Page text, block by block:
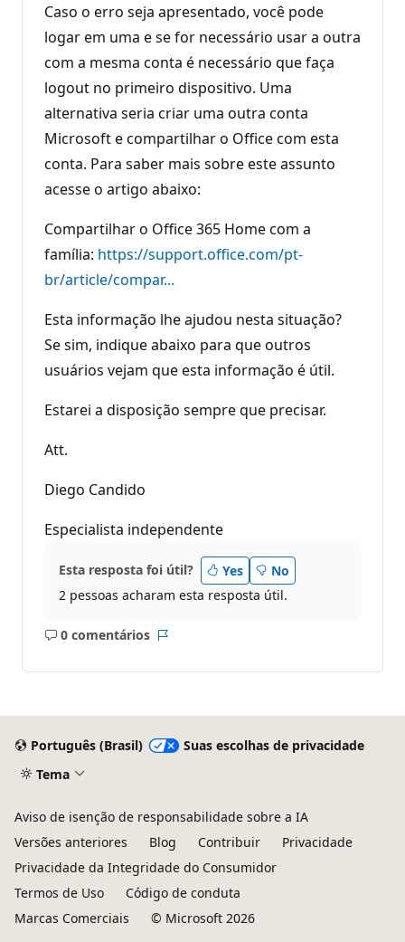
Caso o erro seja apresentado, você pode
logar em uma e se for necessário usar a outra
com a mesma conta é necessário que faça
logout no primeiro dispositivo. Uma
alternativa seria criar uma outra conta
Microsoft e compartilhar o Office com esta
conta. Para saber mais sobre este assunto
acesse o artigo abaixo:
Compartilhar o Office 365 Home com a
família: https://support.office.com/pt-
br/article/compar...
Esta informação lhe ajudou nesta situação?
Se sim, indique abaixo para que outros
usuários vejam que esta informação é útil.
Estarei a disposição sempre que precisar.
Att.
Diego Candido
Especialista independente
Esta resposta foi útil? Yes
No
2 pessoas acharam esta resposta útil.
0 comentários
Sem
Português (Brasil)
Suas escolhas de privacidade
Tema
Aviso de isenção de responsabilidade sobre a IA
Versões anteriores
Blog Contribuir
Privacidade
Privacidade da Integridade do Consumidor
Termos de Uso
Código de conduta
Marcas Comerciais
© Microsoft 2026